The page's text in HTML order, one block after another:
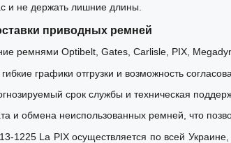
и не держать лишние длины.
приводных ремней
ремнями Optibelt, Gates, Carlisle, PIX,
графики отгрузки и возможность
срок службы и техническая
и обмена неиспользованных ремней, что
1225 La PIX осуществляется по всей